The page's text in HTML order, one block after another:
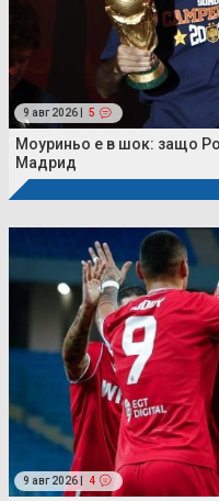
9 авг 2026 | 5
Моуриньо е в шок: защо
Мадрид
9 авг 2026 | 4